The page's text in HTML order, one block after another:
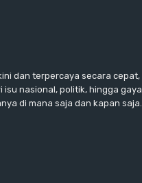
dan terpercaya secara cepat,
nasional, politik, hingga gaya
di mana saja dan kapan saja.